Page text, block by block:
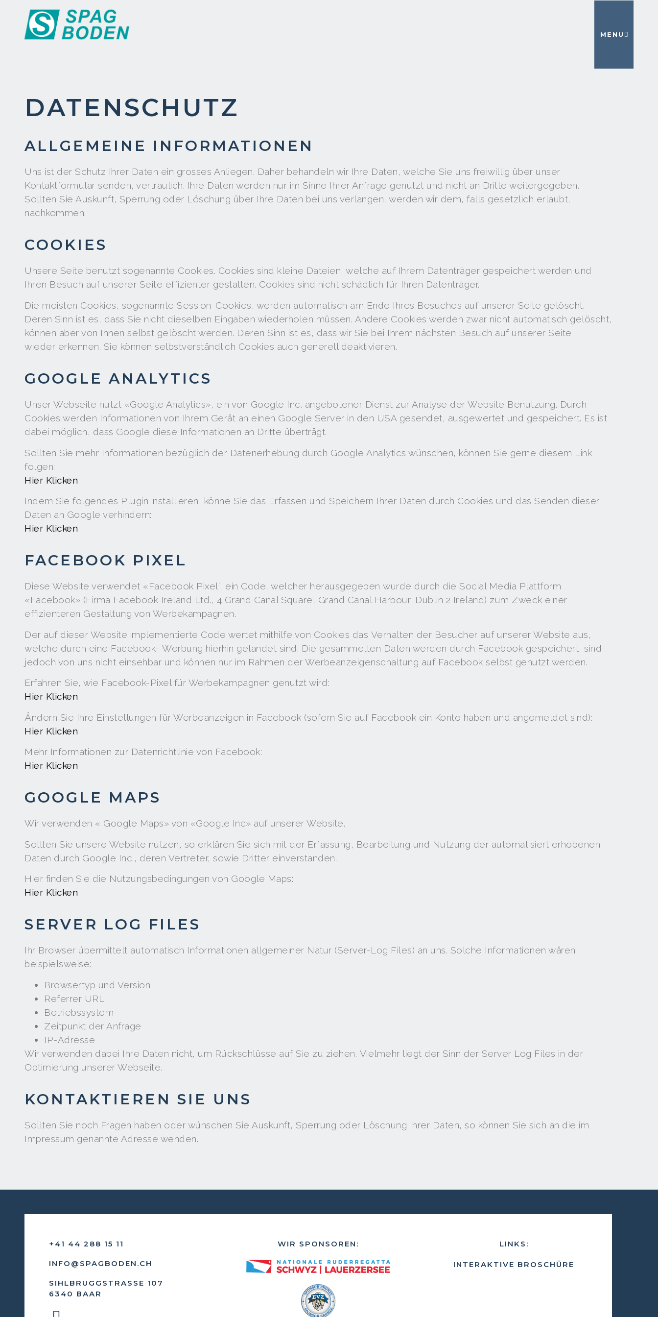
MENU
DATENSCHUTZ
ALLGEMEINE INFORMATIONEN
Uns ist der Schutz Ihrer Daten ein grosses Anliegen. Daher behandeln wir Ihre Daten, welche Sie uns freiwillig über unser
Kontaktformular senden, vertraulich. Ihre Daten werden nur im Sinne Ihrer Anfrage genutzt und nicht an Dritte weitergegeben.
Sollten Sie Auskunft, Sperrung oder Löschung über Ihre Daten bei uns verlangen, werden wir dem, falls gesetzlich erlaubt,
nachkommen.
COOKIES
Unsere Seite benutzt sogenannte Cookies. Cookies sind kleine Dateien, welche auf Ihrem Datenträger gespeichert werden und
Ihren Besuch auf unserer Seite effizienter gestalten. Cookies sind nicht schädlich für Ihren Datenträger.
Die meisten Cookies, sogenannte Session-Cookies, werden automatisch am Ende Ihres Besuches auf unserer Seite gelöscht.
Deren Sinn ist es, dass Sie nicht dieselben Eingaben wiederholen müssen. Andere Cookies werden zwar nicht automatisch gelöscht,
können aber von Ihnen selbst gelöscht werden. Deren Sinn ist es, dass wir Sie bei Ihrem nächsten Besuch auf unserer Seite
wieder erkennen. Sie können selbstverständlich Cookies auch generell deaktivieren.
GOOGLE ANALYTICS
Unser Webseite nutzt «Google Analytics», ein von Google Inc. angebotener Dienst zur Analyse der Website Benutzung. Durch
Cookies werden Informationen von Ihrem Gerät an einen Google Server in den USA gesendet, ausgewertet und gespeichert. Es ist
dabei möglich, dass Google diese Informationen an Dritte überträgt.
Sollten Sie mehr Informationen bezüglich der Datenerhebung durch Google Analytics wünschen, können Sie gerne diesem Link
folgen:
Hier Klicken
Indem Sie folgendes Plugin installieren, könne Sie das Erfassen und Speichern Ihrer Daten durch Cookies und das Senden dieser
Daten an Google verhindern:
Hier Klicken
FACEBOOK PIXEL
Diese Website verwendet «Facebook Pixel”, ein Code, welcher herausgegeben wurde durch die Social Media Plattform
«Facebook» (Firma Facebook Ireland Ltd., 4 Grand Canal Square, Grand Canal Harbour, Dublin 2 Ireland) zum Zweck einer
effizienteren Gestaltung von Werbekampagnen.
Der auf dieser Website implementierte Code wertet mithilfe von Cookies das Verhalten der Besucher auf unserer Website aus,
welche durch eine Facebook- Werbung hierhin gelandet sind. Die gesammelten Daten werden durch Facebook gespeichert, sind
jedoch von uns nicht einsehbar und können nur im Rahmen der Werbeanzeigenschaltung auf Facebook selbst genutzt werden.
Erfahren Sie, wie Facebook-Pixel für Werbekampagnen genutzt wird:
Hier Klicken
Ändern Sie Ihre Einstellungen für Werbeanzeigen in Facebook (sofern Sie auf Facebook ein Konto haben und angemeldet sind):
Hier Klicken
Mehr Informationen zur Datenrichtlinie von Facebook:
Hier Klicken
GOOGLE MAPS
Wir verwenden « Google Maps» von «Google Inc» auf unserer Website.
Sollten Sie unsere Website nutzen, so erklären Sie sich mit der Erfassung, Bearbeitung und Nutzung der automatisiert erhobenen
Daten durch Google Inc., deren Vertreter, sowie Dritter einverstanden.
Hier finden Sie die Nutzungsbedingungen von Google Maps:
Hier Klicken
SERVER LOG FILES
Ihr Browser übermittelt automatisch Informationen allgemeiner Natur (Server-Log Files) an uns. Solche Informationen wären
beispielsweise:
Browsertyp und Version
Referrer URL
Betriebssystem
Zeitpunkt der Anfrage
IP-Adresse
Wir verwenden dabei Ihre Daten nicht, um Rückschlüsse auf Sie zu ziehen. Vielmehr liegt der Sinn der Server Log Files in der
Optimierung unserer Webseite.
KONTAKTIEREN SIE UNS
Sollten Sie noch Fragen haben oder wünschen Sie Auskunft, Sperrung oder Löschung Ihrer Daten, so können Sie sich an die im
Impressum genannte Adresse wenden.
+41 44 288 15 11
INFO@SPAGBODEN.CH
SIHLBRUGGSTRASSE 107
6340 BAAR
WIR SPONSOREN: LINKS:
INTERAKTIVE BROSCHÜRE